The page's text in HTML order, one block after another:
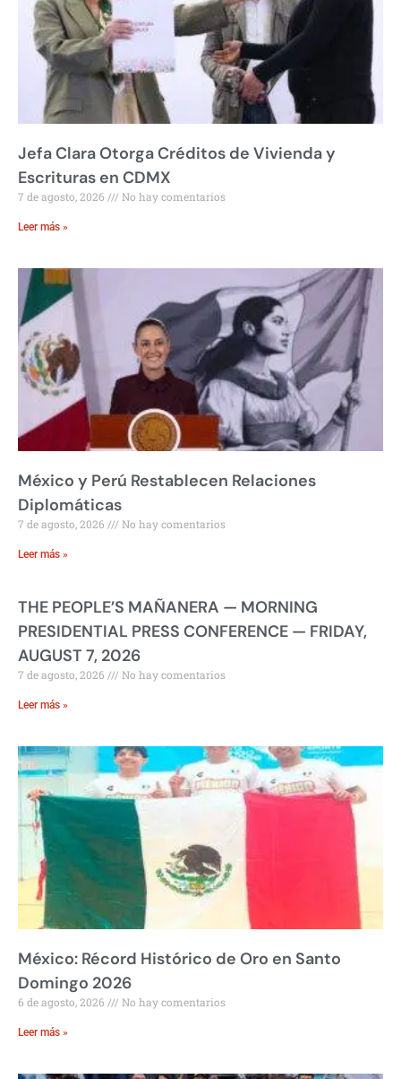
Jefa Clara Otorga Créditos de Vivienda y
Escrituras en CDMX
7 de agosto, 2026 No hay comentarios
Leer más »
México y Perú Restablecen Relaciones
Diplomáticas
7 de agosto, 2026 No hay comentarios
Leer más »
THE PEOPLE’S MAÑANERA — MORNING
PRESIDENTIAL PRESS CONFERENCE — FRIDAY,
AUGUST 7, 2026
7 de agosto, 2026 No hay comentarios
Leer más »
México: Récord Histórico de Oro en Santo
Domingo 2026
6 de agosto, 2026 No hay comentarios
Leer más »